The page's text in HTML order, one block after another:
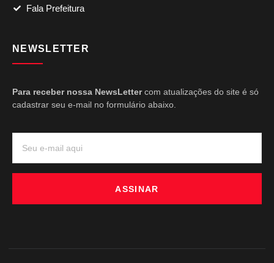
Fala Prefeitura
NEWSLETTER
Para receber nossa NewsLettercom atualizações do site é só
cadastrar seu e-mail no formulário abaixo.
ASSINAR